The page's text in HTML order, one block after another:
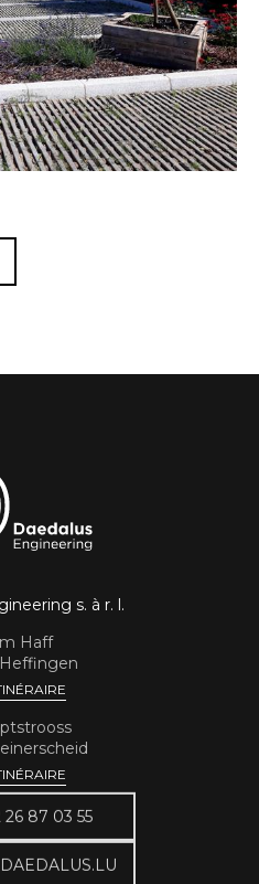
s. à r. l.
Haff
26 87 03 55